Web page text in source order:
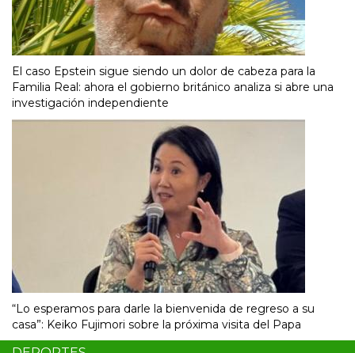
El caso Epstein sigue siendo un dolor de cabeza para la
Familia Real: ahora el gobierno británico analiza si abre una
investigación independiente
“Lo esperamos para darle la bienvenida de regreso a su
casa”: Keiko Fujimori sobre la próxima visita del Papa